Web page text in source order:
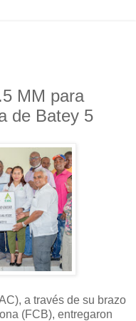
MM para
de Batey 5
a través de su brazo
(FCB), entregaron